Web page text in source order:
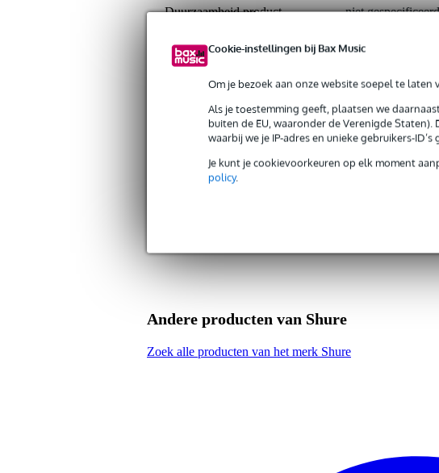
Cookie-instellingen bij Bax Music
Om je bezoek aan onze website soepel te
Als je toestemming geeft, plaatsen we
buiten de EU, waaronder de Verenigde
waarbij we je IP-adres en unieke gebruikers-
Je kunt je cookievoorkeuren op elk moment
policy.
Duurzaamheid product
niet gespecificeerd
Gewicht en afmetingen inclusief verpakking
Afmeting(incl. verpakking) 12,2 x 8,6 x 8,6
Productspecificaties
lycra fiber riem
Andere producten van Shure
Zoek alle producten van het merk Shure